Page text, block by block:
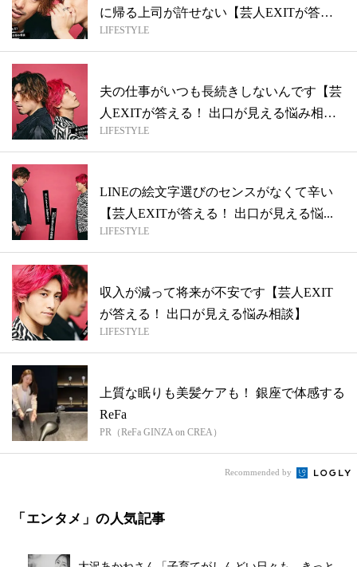
に帰る上司が許せない【芸人EXITが答え
る...
LIFESTYLE
夫の仕事がいつも長続きしないんです【芸
人EXITが答える！ 出口が見える悩み相
談...
LIFESTYLE
LINEの絵文字選びのセンスがなくて辛い
【芸人EXITが答える！ 出口が見える悩...
LIFESTYLE
収入が減って将来が不安です【芸人EXIT
が答える！ 出口が見える悩み相談】
LIFESTYLE
上質な眠りも美髪ケアも！ 銀座で体感する
ReFa
PR（ReFa GINZA on CREA）
Recommended by
「エンタメ」の人気記事